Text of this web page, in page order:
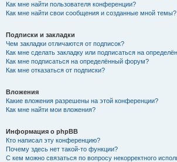
Как мне найти пользователя конференции?
Как мне найти свои сообщения и созданные мной темы?
Подписки и закладки
Чем закладки отличаются от подписок?
Как мне сделать закладку или подписаться на
Как мне подписаться на определённый форум?
Как мне отказаться от подписки?
Вложения
Какие вложения разрешены на этой конференции?
Как мне найти мои вложения?
Информация о phpBB
Кто написал эту конференцию?
Почему здесь нет такой-то функции?
С кем можно связаться по вопросу некорректного